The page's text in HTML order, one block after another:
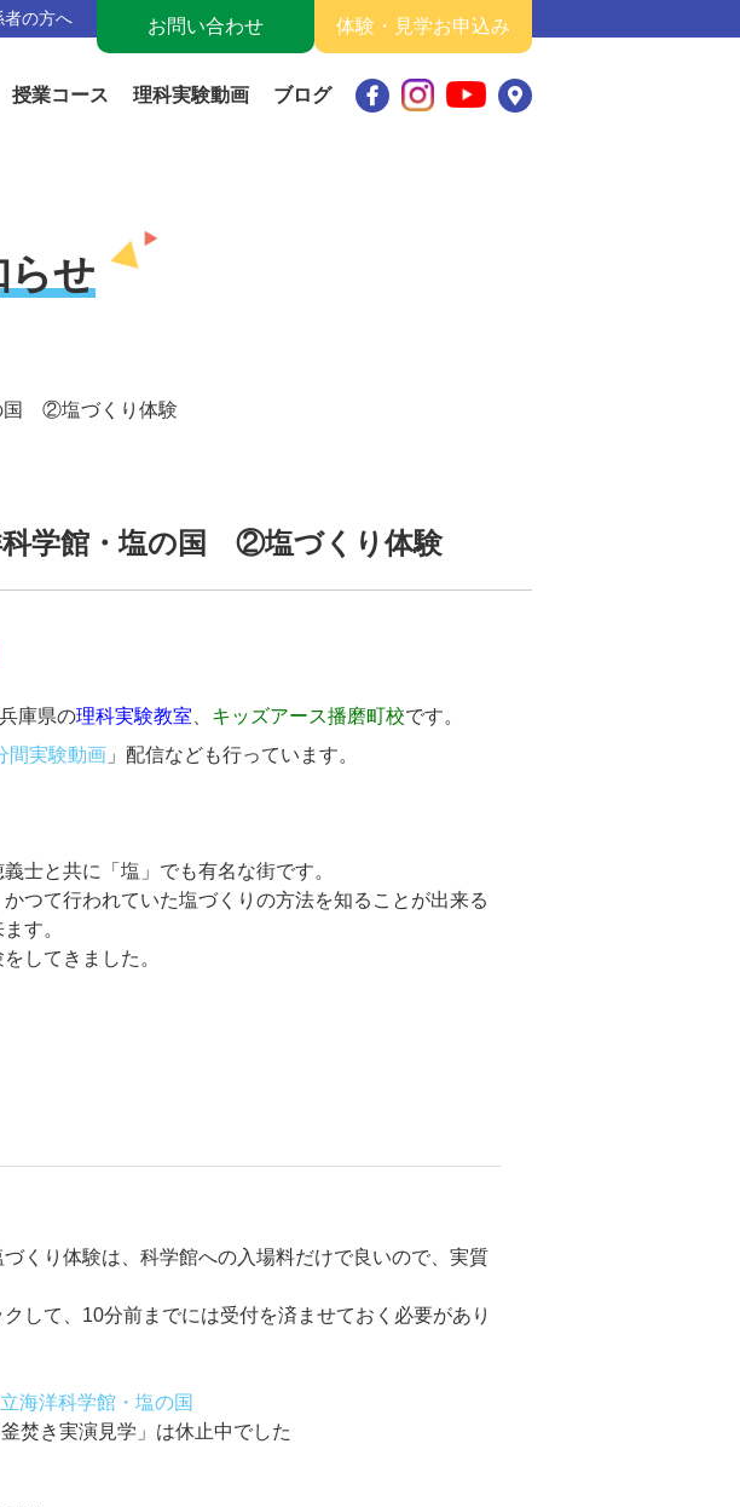
者の方へ お問い合わせ 体験・見学お申込み
授業コース 理科実験動画 ブログ
らせ
国 ②塩づくり体験
科学館・塩の国 ②塩づくり体験
庫県の理科実験教室 キッズアース播磨町校です。
間実験動画 」配信なども行っています。
士と共に「塩」でも有名な街です。
かつて行われていた塩づくりの方法を知ることが出来る
す。
してきました。
づくり体験は、科学館への入場料だけで良いので、実質
して、10分前までには受付を済ませておく必要があり
海洋科学館・塩の国
焚き実演見学」は休止中でした